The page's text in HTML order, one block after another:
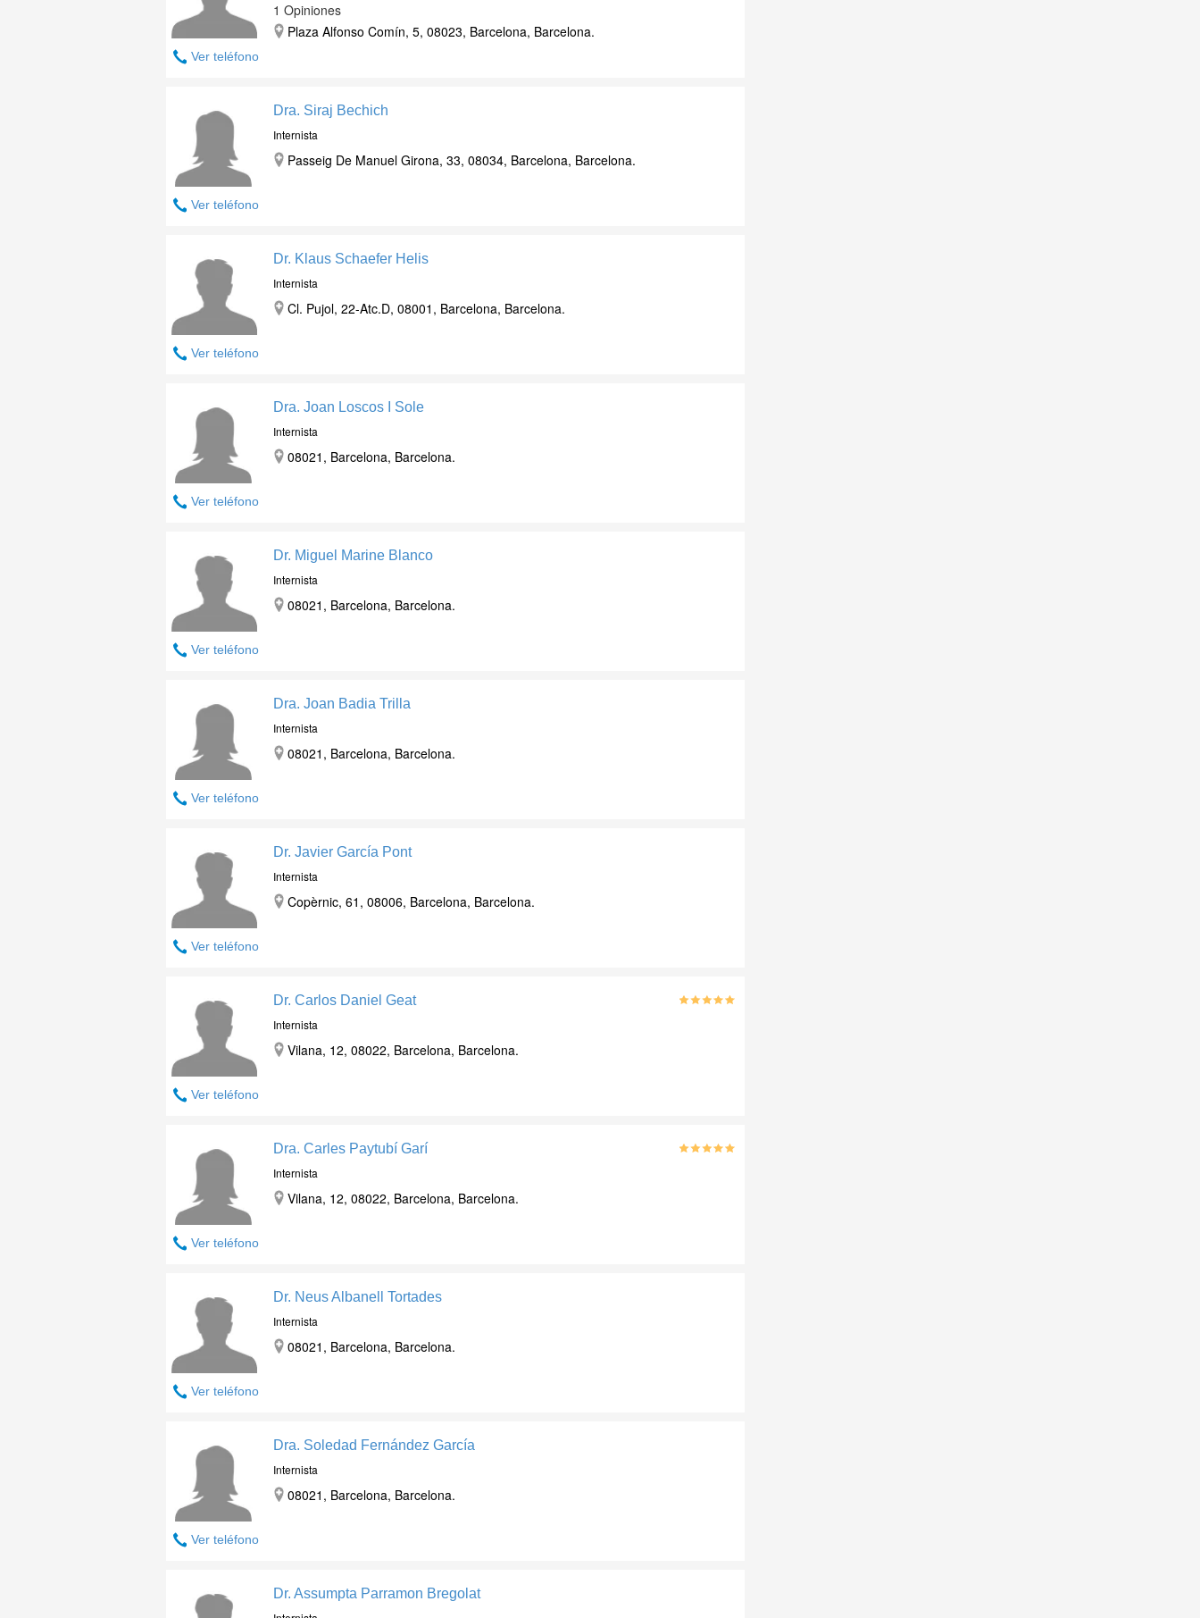
Ver teléfono
1 Opiniones
Plaza Alfonso Comín, 5, 08023, Barcelona, Barcelona.
Ver teléfono
Dra. Siraj Bechich
Internista
Passeig De Manuel Girona, 33, 08034, Barcelona, Barcelona.
Ver teléfono
Dr. Klaus Schaefer Helis
Internista
Cl. Pujol, 22-Atc.D, 08001, Barcelona, Barcelona.
Ver teléfono
Dra. Joan Loscos I Sole
Internista
08021, Barcelona, Barcelona.
Ver teléfono
Dr. Miguel Marine Blanco
Internista
08021, Barcelona, Barcelona.
Ver teléfono
Dra. Joan Badia Trilla
Internista
08021, Barcelona, Barcelona.
Ver teléfono
Dr. Javier García Pont
Internista
Copèrnic, 61, 08006, Barcelona, Barcelona.
Ver teléfono
Dr. Carlos Daniel Geat
Internista
Vilana, 12, 08022, Barcelona, Barcelona.
Ver teléfono
Dra. Carles Paytubí Garí
Internista
Vilana, 12, 08022, Barcelona, Barcelona.
Ver teléfono
Dr. Neus Albanell Tortades
Internista
08021, Barcelona, Barcelona.
Ver teléfono
Dra. Soledad Fernández García
Internista
08021, Barcelona, Barcelona.
Dr. Assumpta Parramon Bregolat